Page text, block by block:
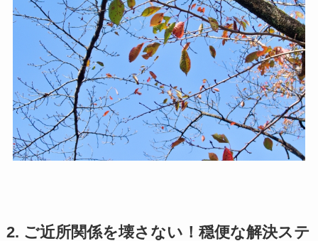
2. ご近所関係を壊さない！穏便な解決ステ